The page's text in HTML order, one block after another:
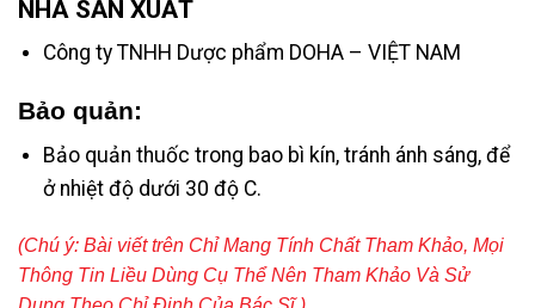
NHÀ SẢN XUẤT
Công ty TNHH Dược phẩm DOHA – VIỆT NAM
Bảo quản:
Bảo quản thuốc trong bao bì kín, tránh ánh sáng, để
ở nhiệt độ dưới 30 độ C.
(Chú ý: Bài viết trên Chỉ Mang Tính Chất Tham Khảo, Mọi
Thông Tin Liều Dùng Cụ Thể Nên Tham Khảo Và Sử